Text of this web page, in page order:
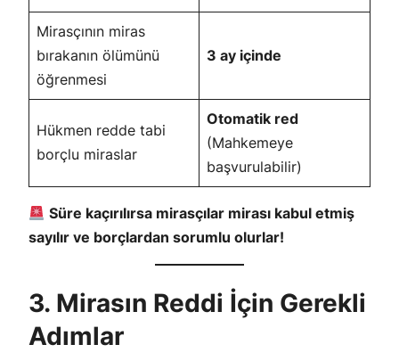
Mirasçının miras
bırakanın ölümünü
öğrenmesi
3 ay içinde
Hükmen redde tabi
borçlu miraslar
Otomatik red
(Mahkemeye
başvurulabilir)
Süre kaçırılırsa mirasçılar mirası kabul etmiş
sayılır ve borçlardan sorumlu olurlar!
3. Mirasın Reddi İçin Gerekli
Adımlar